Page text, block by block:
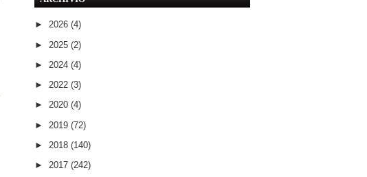
► 2026 (4)
► 2025 (2)
► 2024 (4)
► 2022 (3)
► 2020 (4)
► 2019 (72)
► 2018 (140)
► 2017 (242)